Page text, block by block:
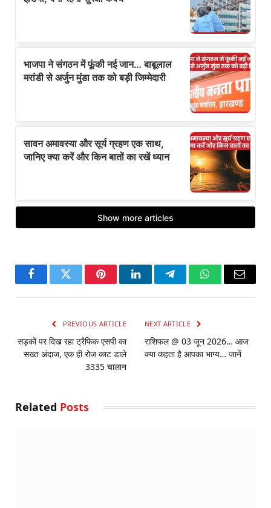
FacebookTwitter PinterestLinkedInTelegramWhatsApp
Email
PREVIOUS ARTICLE
सड़कों पर दिख रहा ट्रैफिक एसपी का
सख्त अंदाज, एक ही रोज काट डाले
3335 चालान
NEXT ARTICLE
राशिफल @ 03 जून 2026… आज
क्या कहता है आपका भाग्य… जानें
Related Posts